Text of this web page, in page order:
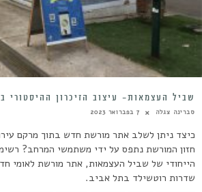
שביל העצמאות- עיצוב הזיכרון ההיסטורי
סברינה צגלה 7 בפברואר 2023
כיצד ניתן לשלב אתר מורשת חדש בתוך מרקם
חזון המורשת נתפס על ידי משתמשי המרחב?
שדרות רוטשילד בתל אביב.